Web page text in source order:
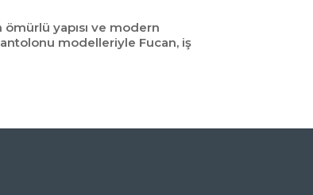
yapısı ve modern
pantolonu modelleriyle Fucan, iş